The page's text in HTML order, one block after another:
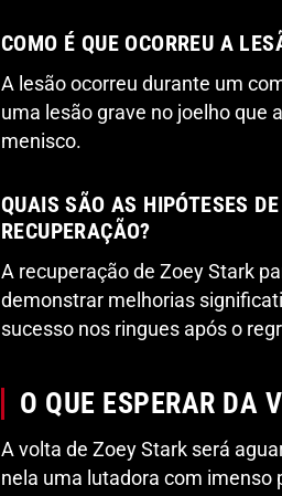
COMO É QUE OCORREU A
A lesão ocorreu durante um
uma lesão grave no joelho que
menisco.
QUAIS SÃO AS HIPÓTESES
RECUPERAÇÃO?
A recuperação de Zoey Stark
demonstrar melhorias
sucesso nos ringues após o
O QUE ESPERAR DA
A volta de Zoey Stark será
nela uma lutadora com imenso